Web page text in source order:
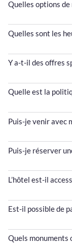
Quelles options
Quelles sont les
Y a-t-il des offres
Quelle est la
Puis-je venir avec
Puis-je réserver
L’hôtel est-il
Est-il possible de
Quels